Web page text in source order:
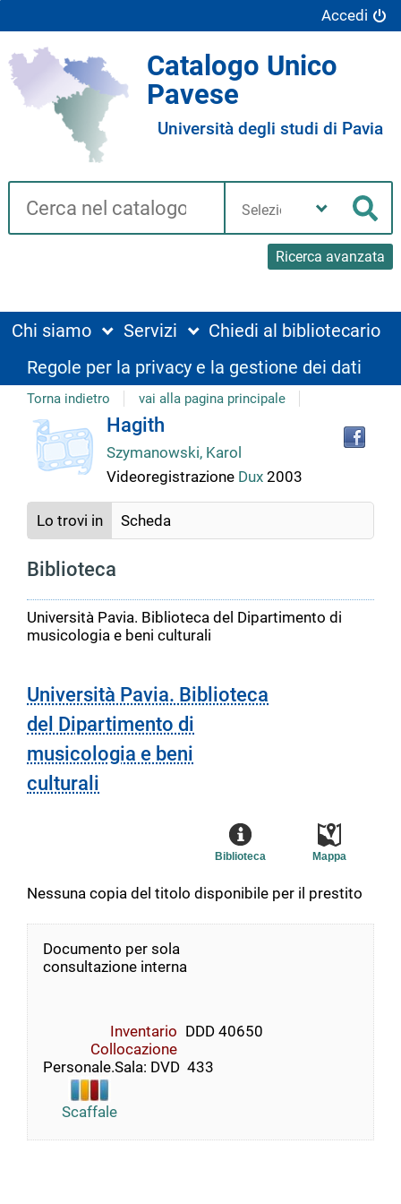
Accedi
Catalogo Unico
Pavese
Università degli studi di Pavia
Cerca su "Catalogo"
Ricerca avanzata
biblioteca
Chi siamo Servizi
Chiedi al bibliotecario
Regole per la privacy e la gestione dei dati
Torna indietro vai alla pagina principale
Dettaglio
del
documento
copertina Hagith
Szymanowski, Karol
Videoregistrazione Dux 2003
Lo trovi in Scheda
Biblioteca
Università Pavia. Biblioteca del Dipartimento di
musicologia e beni culturali
Università Pavia. Biblioteca
del Dipartimento di
musicologia e beni
culturali
Mappa
Biblioteca
Nessuna copia del titolo disponibile per il prestito
Documento per sola
consultazione interna
Inventario DDD 40650
Collocazione
Personale.Sala: DVD  433
Scaffale